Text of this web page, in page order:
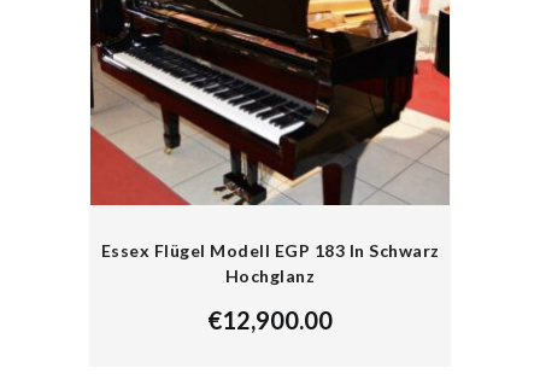
Essex Flügel Modell EGP 183 In Schwarz
Hochglanz
€12,900.00